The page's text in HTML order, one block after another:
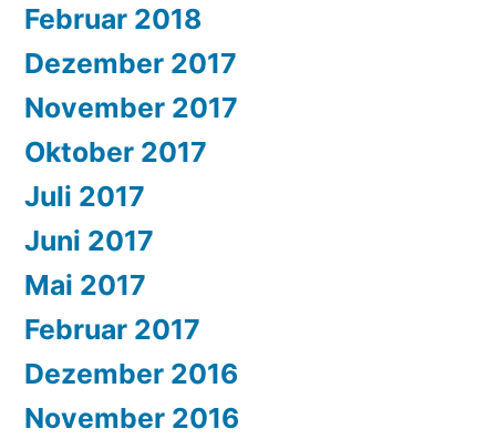
Februar 2018
Dezember 2017
November 2017
Oktober 2017
Juli 2017
Juni 2017
Mai 2017
Februar 2017
Dezember 2016
November 2016